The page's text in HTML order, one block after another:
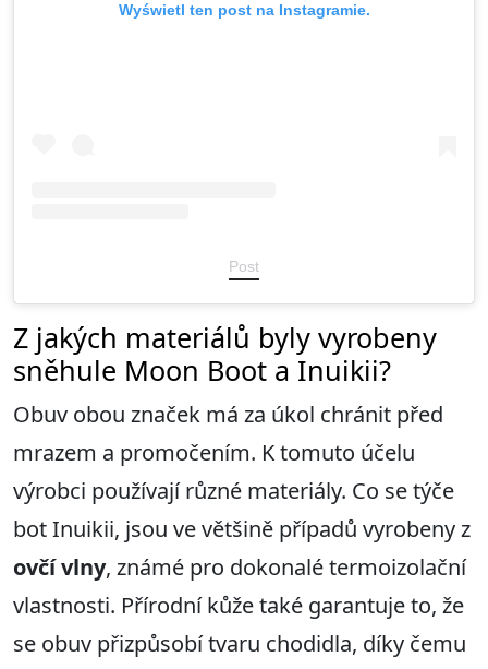
Wyświetl ten post na Instagramie.
Post
Z jakých materiálů byly vyrobeny
sněhule Moon Boot a Inuikii?
Obuv obou značek má za úkol chránit před
mrazem a promočením. K tomuto účelu
výrobci používají různé materiály. Co se týče
bot Inuikii, jsou ve většině případů vyrobeny z
ovčí vlny, známé pro dokonalé termoizolační
vlastnosti. Přírodní kůže také garantuje to, že
se obuv přizpůsobí tvaru chodidla, díky čemu